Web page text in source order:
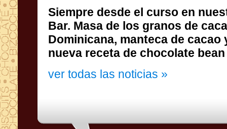
Siempre desde el curso en
Bar. Masa de los granos de
Dominicana, manteca de cacao
nueva receta de chocolate
ver todas las noticias »